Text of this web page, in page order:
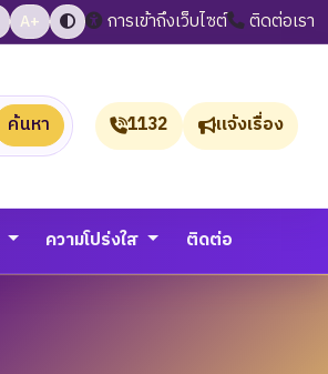
A+ การเข้าถึงเว็บไซต์ ติดต่อเรา
ค้นหา 1132 แจ้งเรื่อง
ความโปร่งใส ติดต่อ